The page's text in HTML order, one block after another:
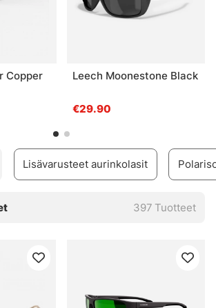
Copper
Leech Moonestone Black
€29.90
Lisävarusteet aurinkolasit
397 Tuotteet